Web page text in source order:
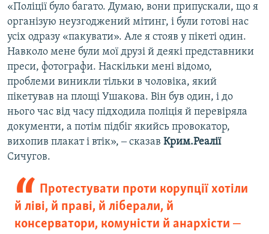
«Поліції було багато. Думаю, вони припускали, що я
організую неузгоджений мітинг, і були готові нас
усіх одразу «пакувати». Але я стояв у пікеті один.
Навколо мене були мої друзі й деякі представники
преси, фотографи. Наскільки мені відомо,
проблеми виникли тільки в чоловіка, який
пікетував на площі Ушакова. Він був один, і до
нього час від часу підходила поліція й перевіряла
документи, а потім підбіг якийсь провокатор,
вихопив плакат і втік», ‒ сказав Крим.Реалії
Сичугов.
Протестувати проти корупції хотіли
й ліві, й праві, й ліберали, й
консерватори, комуністи й анархісти ‒